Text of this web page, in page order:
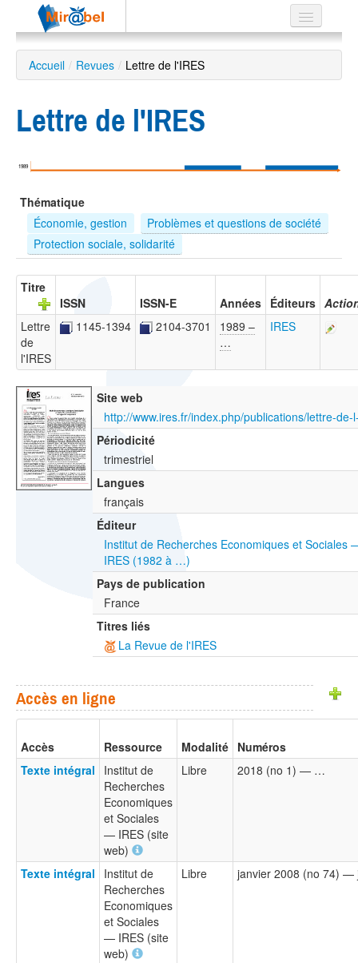
Le réseau
Soutien
Listes
Recherche
avancée
EN
ES
?
Accueil / Revues / Lettre de l'IRES
Lettre de l'IRES
1989
Thématique
Économie, gestion
Problèmes et questions de société
Protection sociale, solidarité
Titre
ISSN
ISSN-E Années Éditeurs
Lettre
de
l'IRES
1145-1394 2104-3701
1989 –
…
IRES
Site web
http://www.ires.fr/index.php/publications/lettre-de-
Périodicité
trimestriel
Langues
français
Éditeur
Institut de Recherches Economiques et Sociales
IRES (1982 à …)
Pays de publication
France
Titres liés
La Revue de l'IRES
Accès en ligne
Accès Ressource Modalité Numéros
Texte intégral
Institut de
Recherches
Economiques
et Sociales
— IRES (site
web)
Libre 2018 (no 1) — …
Texte intégral
Institut de
Recherches
Economiques
et Sociales
— IRES (site
web)
Libre janvier 2008 (no 74) —